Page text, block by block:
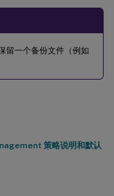
留一个备份文件（例如
策略说明和默认